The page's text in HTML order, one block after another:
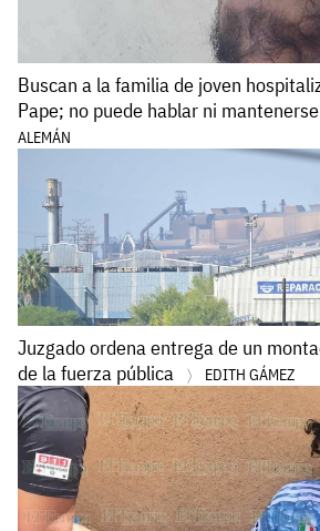
Buscan a la familia de joven
Pape; no puede hablar ni
ALEMÁN
Juzgado ordena entrega de un
de la fuerza pública
EDITH GÁMEZ